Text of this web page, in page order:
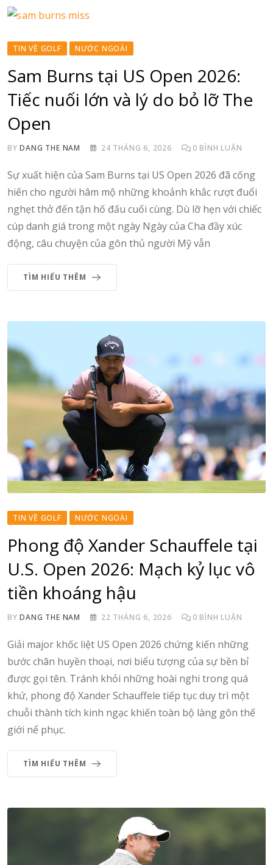
TIN VỀ GOLF NƯỚC NGOÀI
Sam Burns tại US Open 2026:
Tiếc nuối lớn và lý do bỏ lỡ The
Open
BYDANG THE NAM 24 THÁNG 6, 2026 0 BÌNH LUẬN
Sự xuất hiện của Sam Burns tại US Open 2026 đã cống
hiến cho người hâm mộ những khoảnh khắc rượt đuổi
nghẹt thở đến tận hố đấu cuối cùng. Dù lỡ hẹn với chiếc
cúp danh giá trong một ngày Ngày của Cha đầy xúc
động, câu chuyện của gôn thủ người Mỹ vẫn
TÌM HIỂU THÊM
TIN VỀ GOLF NƯỚC NGOÀI
Phong độ Xander Schauffele tại
U.S. Open 2026: Mạch kỷ lục vô
tiền khoáng hậu
BYDANG THE NAM 22 THÁNG 6, 2026 0 BÌNH LUẬN
Giải major khốc liệt US Open 2026 chứng kiến những
bước chân huyền thoại, nơi biểu tượng của sự bền bỉ
được gọi tên. Tránh khỏi những hoài nghi trong quá
khứ, phong độ Xander Schauffele tiếp tục duy trì một
chuỗi thành tích kinh ngạc khiến toàn bộ làng gôn thế
giới nể phục.
TÌM HIỂU THÊM